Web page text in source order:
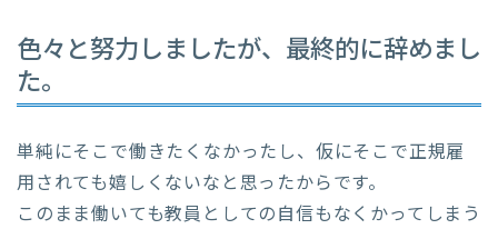
色々と努力しましたが、最終的に辞めまし
た。
単純にそこで働きたくなかったし、仮にそこで正規雇
用されても嬉しくないなと思ったからです。
このまま働いても教員としての自信もなくかってしまう